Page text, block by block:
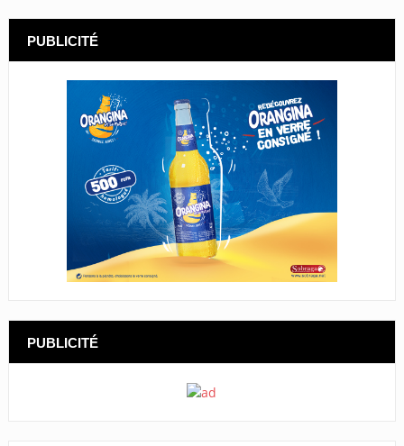
PUBLICITÉ
PUBLICITÉ